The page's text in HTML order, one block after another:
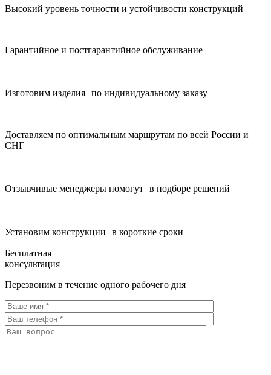
Высокий уровень точности и устойчивости конструкций
Гарантийное и постгарантийное обслуживание
Изготовим изделия по индивидуальному заказу
Доставляем по оптимальным маршрутам по всей России и
СНГ
Отзывчивые менеджеры помогут в подборе решений
Установим конструкции в короткие сроки
Бесплатная
консультация
Перезвоним в течение одного рабочего дня